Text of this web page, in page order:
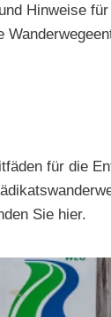
Hinweise
für die
Sie hier.